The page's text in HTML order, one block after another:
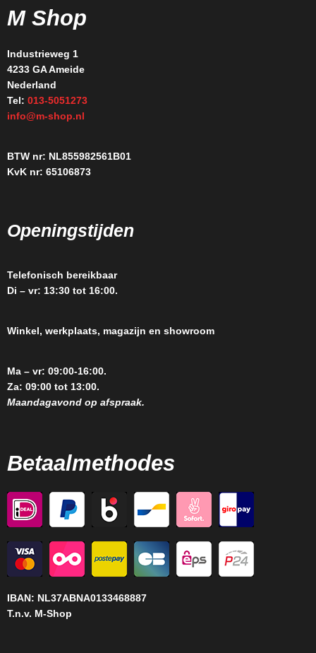
M Shop
Industrieweg 1
4233 GA Ameide
Nederland
Tel: 013-5051273
info@m-shop.nl
BTW nr: NL855982561B01
KvK nr: 65106873
Openingstijden
Telefonisch bereikbaar
Di – vr: 13:30 tot 16:00.
Winkel, werkplaats, magazijn en showroom
Ma – vr: 09:00-16:00.
Za: 09:00 tot 13:00.
Maandagavond op afspraak.
Betaalmethodes
IBAN: NL37ABNA0133468887
T.n.v. M-Shop